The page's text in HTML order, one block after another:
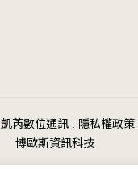
凱芮數位通訊 隱私權政策
博歐斯資訊科技